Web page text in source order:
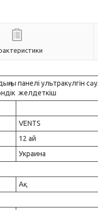
панелі ультракүлгін
желдеткіш
VENTS
12 ай
Украина
Ақ